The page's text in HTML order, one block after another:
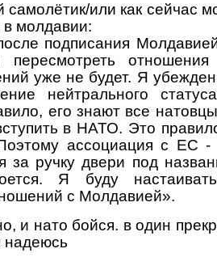
самолётик/или как сейчас
в молдавии:
подписания
пересмотреть
уже не будет. Я
нейтрального
его знают все
в НАТО. Это
ассоциация с ЕС -
за ручку двери под
Я буду
с Молдавией».
и нато бойся. в один
надеюсь